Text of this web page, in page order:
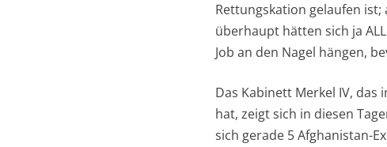
Rettungskation gelaufen
überhaupt hätten sich ja
Job an den Nagel hängen,
Das Kabinett Merkel IV,
hat, zeigt sich in diesen
sich gerade 5 Afghanistan-